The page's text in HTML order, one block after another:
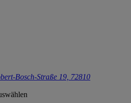
Bosch-Straße 19, 72810